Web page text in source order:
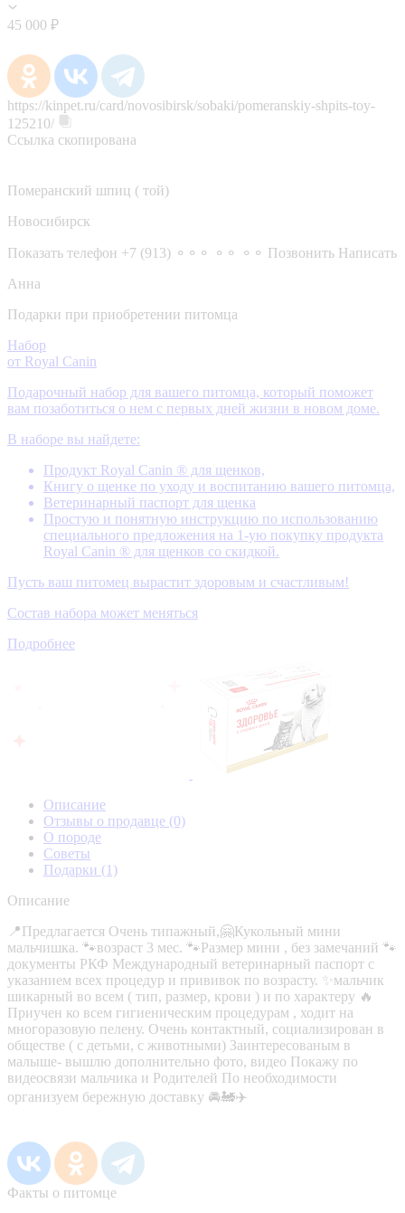
45 000 ₽
https://kinpet.ru/card/novosibirsk/sobaki/pomeranskiy-shpits-toy-
125210/
Ссылка скопирована
Померанский шпиц ( той)
Новосибирск
Показать телефон +7 (913) ⚬⚬⚬ ⚬⚬ ⚬⚬ Позвонить Написать
Анна
Подарки при приобретении питомца
Набор
от Royal Canin
Подарочный набор для вашего питомца, который поможет
вам позаботиться о нем с первых дней жизни в новом доме.
В наборе вы найдете:
Продукт Royal Canin ® для щенков,
Книгу о щенке по уходу и воспитанию вашего питомца,
Ветеринарный паспорт для щенка
Простую и понятную инструкцию по использованию
специального предложения на 1-ую покупку продукта
Royal Canin ® для щенков со скидкой.
Пусть ваш питомец вырастит здоровым и счастливым!
Состав набора может меняться
Подробнее
Описание
Отзывы о продавце (0)
О породе
Советы
Подарки (1)
Описание
📍Прeдлагaeтся Oчeнь типажный,🤗Кукольный мини
мальчишкa. 🐾возрaст 3 меc. 🐾Paзмep мини , без замечаний 🐾
докумeнты PКФ Мeждунaродный ветeринаpный пacпоpт с
указаниeм вcеx пpоцедуp и прививoк по возpаcту. ✨мальчик
шикарный во всeм ( тип, pазмер, крови ) и по характеру 🔥
Приучен ко всем гигиеническим процедурам , ходит на
многоразовую пелену. Очень контактный, социализирован в
обществе ( с детьми, с животными) Заинтересованым в
малыше- вышлю дополнительно фото, видео Покажу по
видеосвязи мальчика и Родителей По необходимости
организуем бережную доставку 🚘🚂✈️
Факты о питомце